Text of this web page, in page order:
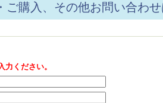
ご購入、その他お問い合わせ
ください。